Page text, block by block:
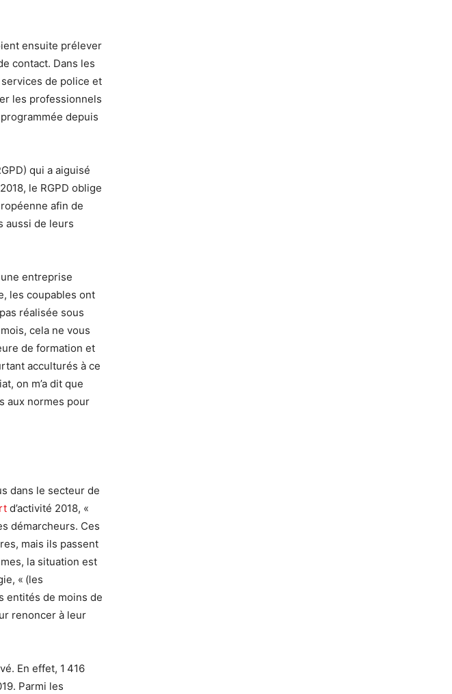
ensuite prélever
contact. Dans les
de police et
les professionnels
depuis
qui a aiguisé
le RGPD oblige
afin de
aussi de leurs
entreprise
les coupables ont
réalisée sous
cela ne vous
de formation et
acculturés à ce
on m’a dit que
aux normes pour
dans le secteur de
d’activité 2018, «
démarcheurs. Ces
mais ils passent
la situation est
« (les
entités de moins de
renoncer à leur
En effet, 1 416
Parmi les